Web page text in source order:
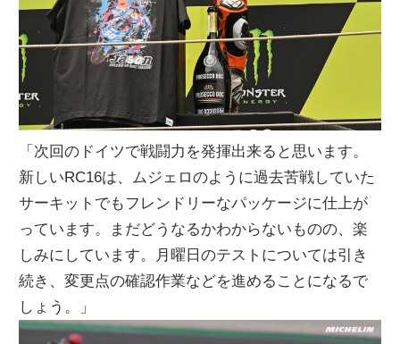
「次回のドイツで戦闘力を発揮出来ると思います。
新しいRC16は、ムジェロのように過去苦戦していた
サーキットでもフレンドリーなパッケージに仕上が
っています。まだどうなるかわからないものの、楽
しみにしています。月曜日のテストについては引き
続き、変更点の確認作業などを進めることになるで
しょう。」